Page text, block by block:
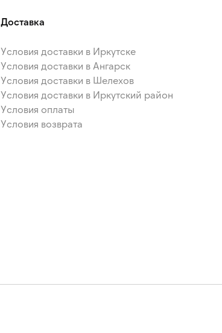
Доставка
Условия доставки в Иркутске
Условия доставки в Ангарск
Условия доставки в Шелехов
Условия доставки в Иркутский район
Условия оплаты
Условия возврата